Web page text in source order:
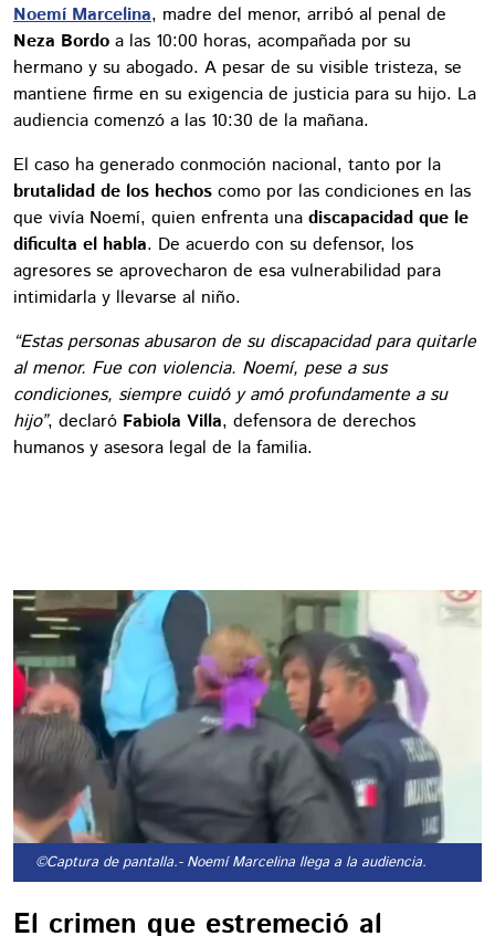
Noemí Marcelina, madre del menor, arribó al penal de
Neza Bordo a las 10:00 horas, acompañada por su
hermano y su abogado. A pesar de su visible tristeza, se
mantiene firme en su exigencia de justicia para su hijo. La
audiencia comenzó a las 10:30 de la mañana.
El caso ha generado conmoción nacional, tanto por la
brutalidad de los hechos como por las condiciones en las
que vivía Noemí, quien enfrenta una discapacidad que le
dificulta el habla. De acuerdo con su defensor, los
agresores se aprovecharon de esa vulnerabilidad para
intimidarla y llevarse al niño.
“Estas personas abusaron de su discapacidad para quitarle
al menor. Fue con violencia. Noemí, pese a sus
condiciones, siempre cuidó y amó profundamente a su
hijo”, declaró Fabiola Villa, defensora de derechos
humanos y asesora legal de la familia.
©Captura de pantalla.- Noemí Marcelina llega a la audiencia.
El crimen que estremeció al